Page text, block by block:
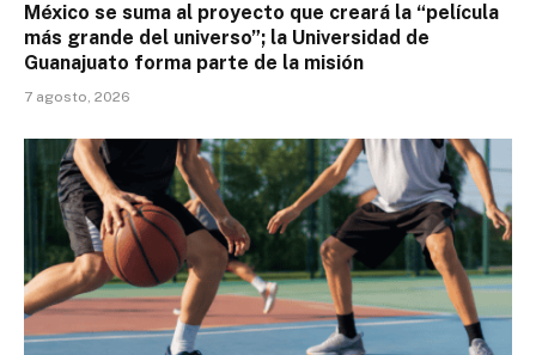
México se suma al proyecto que creará la “película
más grande del universo”; la Universidad de
Guanajuato forma parte de la misión
7 agosto, 2026